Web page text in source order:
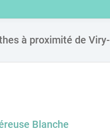
à proximité de Viry-
Blanche